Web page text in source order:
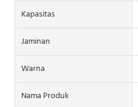
Kapasitas
Jaminan
Warna
Nama Produk